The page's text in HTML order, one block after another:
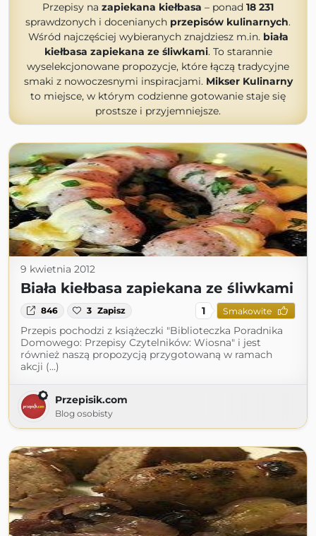
Przepisy na zapiekana kiełbasa – ponad 18 231
sprawdzonych i docenianych przepisów kulinarnych.
Wśród najczęściej wybieranych znajdziesz m.in. biała
kiełbasa zapiekana ze śliwkami. To starannie
wyselekcjonowane propozycje, które łączą tradycyjne
smaki z nowoczesnymi inspiracjami. Mikser Kulinarny
to miejsce, w którym codzienne gotowanie staje się
prostsze i przyjemniejsze.
9 kwietnia 2012
Biała kiełbasa zapiekana ze śliwkami
846 3 Zapisz 1 Smakowite
Przepis pochodzi z książeczki "Biblioteczka Poradnika
Domowego: Przepisy Czytelników: Wiosna" i jest
również naszą propozycją przygotowaną w ramach
akcji (...)
Przepisik.com
Blog osobisty